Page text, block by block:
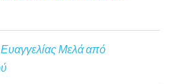
Μελά από